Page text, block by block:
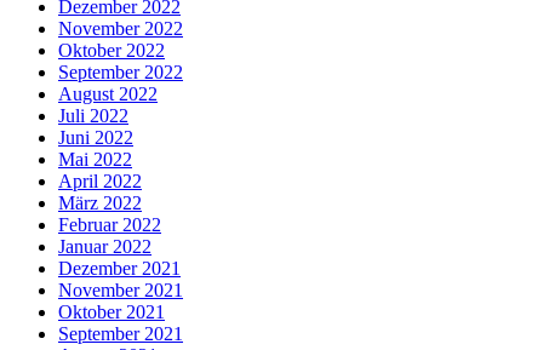
Dezember 2022
November 2022
Oktober 2022
September 2022
August 2022
Juli 2022
Juni 2022
Mai 2022
April 2022
März 2022
Februar 2022
Januar 2022
Dezember 2021
November 2021
Oktober 2021
September 2021